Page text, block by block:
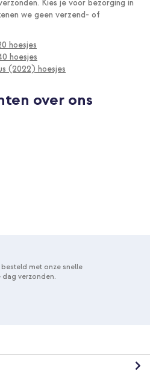
Kies je voor bezorging in
we geen verzend- of
hoesjes
hoesjes
(2022) hoesjes
over ons
met onze snelle
verzonden.